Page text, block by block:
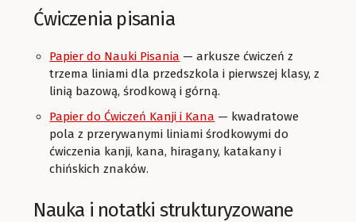
Ćwiczenia pisania
Papier do Nauki Pisania — arkusze ćwiczeń z
trzema liniami dla przedszkola i pierwszej klasy, z
linią bazową, środkową i górną.
Papier do Ćwiczeń Kanji i Kana — kwadratowe
pola z przerywanymi liniami środkowymi do
ćwiczenia kanji, kana, hiragany, katakany i
chińskich znaków.
Nauka i notatki strukturyzowane